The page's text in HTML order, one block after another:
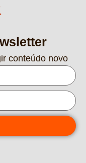
conteúdo novo